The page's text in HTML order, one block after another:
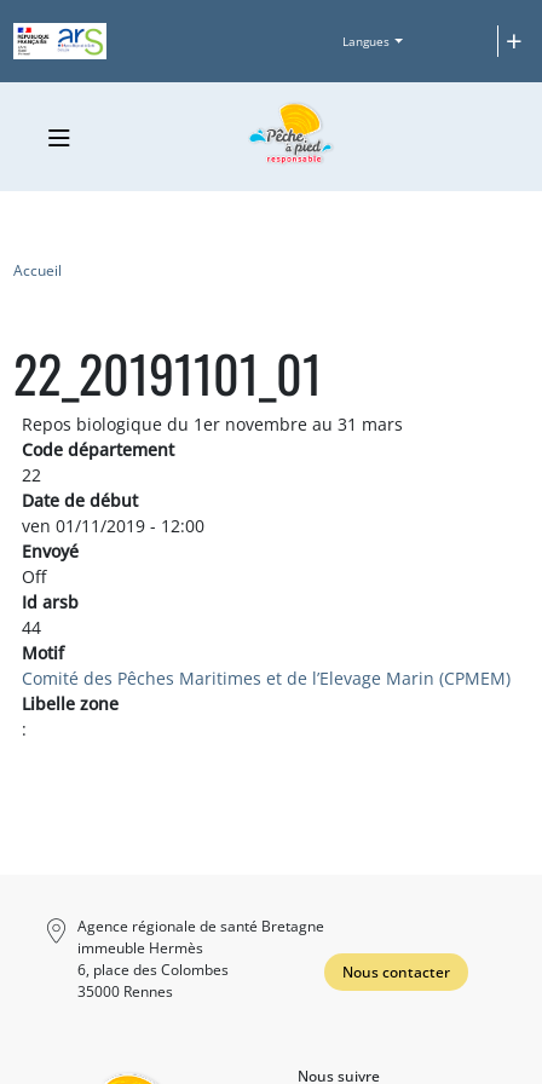
Langues +
Fil d'Ariane
Accueil
22_20191101_01
Repos biologique du 1er novembre au 31 mars
Code département
22
Date de début
ven 01/11/2019 - 12:00
Envoyé
Off
Id arsb
44
Motif
Comité des Pêches Maritimes et de l’Elevage Marin (CPMEM)
Libelle zone
:
Agence régionale de santé Bretagne
immeuble Hermès
6, place des Colombes
35000 Rennes
Nous contacter
Nous suivre